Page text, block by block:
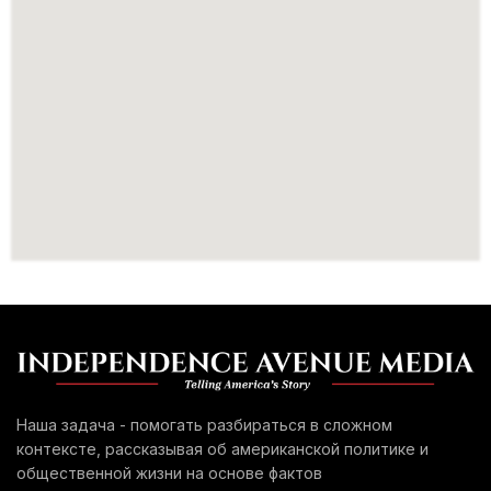
Наша задача - помогать разбираться в сложном
контексте, рассказывая об американской политике и
общественной жизни на основе фактов